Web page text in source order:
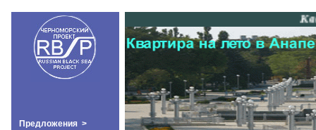
Предложения >